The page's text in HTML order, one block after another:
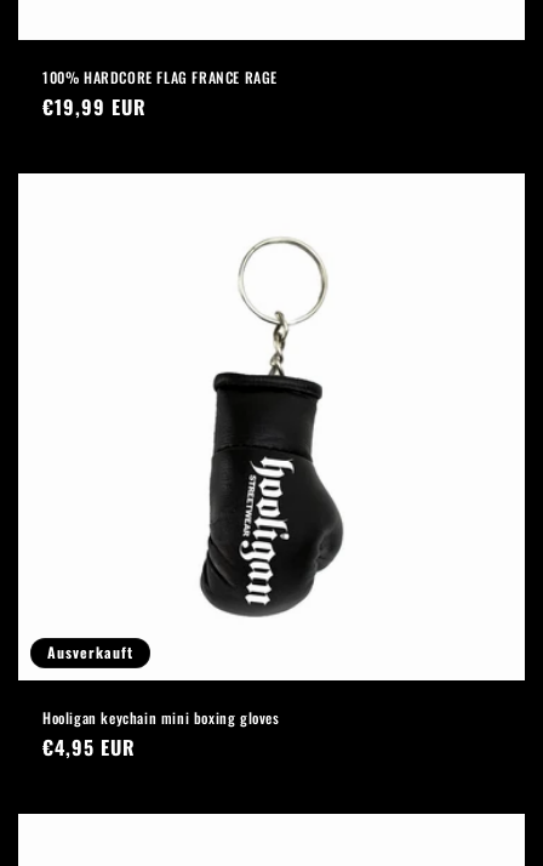
100% HARDCORE FLAG FRANCE RAGE
Normaler
€19,99 EUR
Ausverkauft
Hooligan keychain mini boxing gloves
Normaler
€4,95 EUR